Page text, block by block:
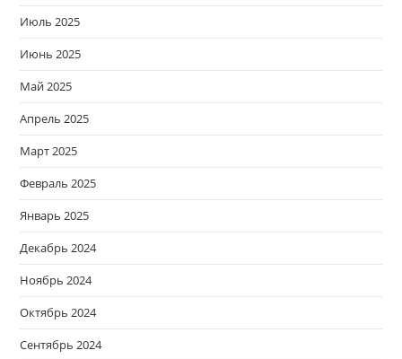
Июль 2025
Июнь 2025
Май 2025
Апрель 2025
Март 2025
Февраль 2025
Январь 2025
Декабрь 2024
Ноябрь 2024
Октябрь 2024
Сентябрь 2024